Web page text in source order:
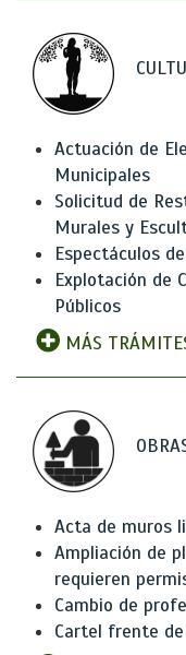
Actuación de
Municipales
Solicitud de
Murales y
Espectáculos
Explotación de
Públicos
MÁS
Acta de muros
Ampliación de
requieren
Cambio de
Cartel frente de